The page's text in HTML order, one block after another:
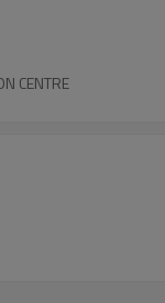
CENTRE